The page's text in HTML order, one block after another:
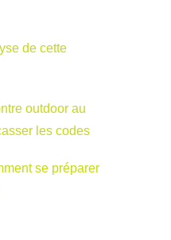
de cette
outdoor au
les codes
se préparer